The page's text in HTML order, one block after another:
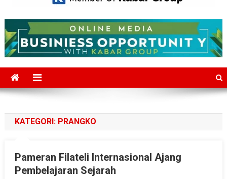
Mediajakarta.com
KATEGORI: PRANGKO
Pameran Filateli Internasional Ajang
Pembelajaran Sejarah